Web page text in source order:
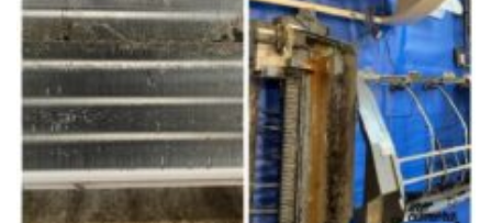
ご予約・お問い合わせ
0120-396-620